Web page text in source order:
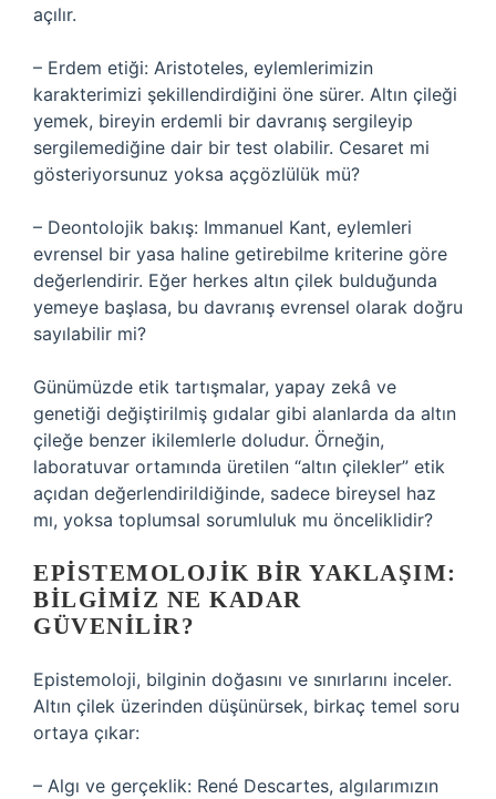
açılır.
– Erdem etiği: Aristoteles, eylemlerimizin
karakterimizi şekillendirdiğini öne sürer. Altın çileği
yemek, bireyin erdemli bir davranış sergileyip
sergilemediğine dair bir test olabilir. Cesaret mi
gösteriyorsunuz yoksa açgözlülük mü?
– Deontolojik bakış: Immanuel Kant, eylemleri
evrensel bir yasa haline getirebilme kriterine göre
değerlendirir. Eğer herkes altın çilek bulduğunda
yemeye başlasa, bu davranış evrensel olarak doğru
sayılabilir mi?
Günümüzde etik tartışmalar, yapay zekâ ve
genetiği değiştirilmiş gıdalar gibi alanlarda da altın
çileğe benzer ikilemlerle doludur. Örneğin,
laboratuvar ortamında üretilen “altın çilekler” etik
açıdan değerlendirildiğinde, sadece bireysel haz
mı, yoksa toplumsal sorumluluk mu önceliklidir?
EPISTEMOLOJIK BIR YAKLAŞIM:
BILGIMIZ NE KADAR
GÜVENILIR?
Epistemoloji, bilginin doğasını ve sınırlarını inceler.
Altın çilek üzerinden düşünürsek, birkaç temel soru
ortaya çıkar:
– Algı ve gerçeklik: René Descartes, algılarımızın